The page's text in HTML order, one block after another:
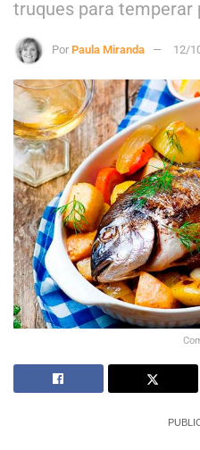
truques para temperar
Por Paula Miranda 12/